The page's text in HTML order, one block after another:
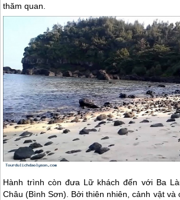
thăm quan.
Hành trình còn đưa Lữ khách đến với Ba
Châu (Bình Sơn). Bởi thiên nhiên, cảnh vật và